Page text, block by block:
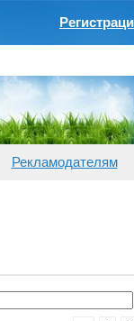
Рекламодателям